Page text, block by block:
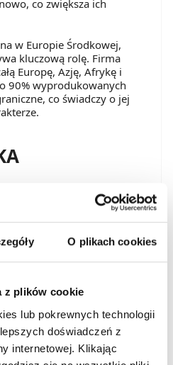
O plikach cookies
z plików cookie
lub pokrewnych technologii
doświadczeń z
internetowej. Klikając
co zwiększa ich
w Europie Środkowej,
kluczową rolę. Firma
Europę, Azję, Afrykę i
90% wyprodukowanych
co świadczy o jej
profilaktyce chorób
Jego działanie zmniejsza
krwi. Regularne
Abrea ogranicza
naczyniowych.
które mogą prowadzić do
życia. Włączenie
odbywać się pod